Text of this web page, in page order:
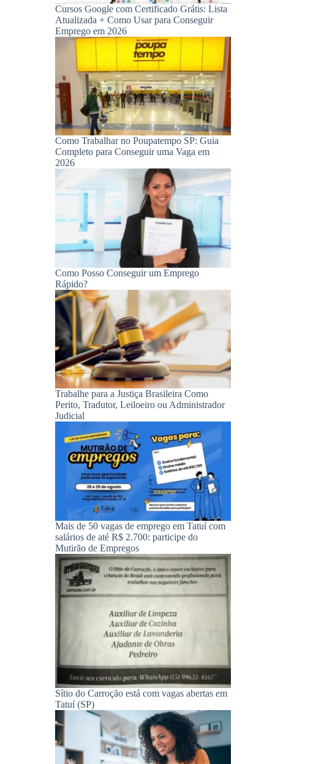
Cursos Google com Certificado Grátis: Lista
Atualizada + Como Usar para Conseguir
Emprego em 2026
Como Trabalhar no Poupatempo SP: Guia
Completo para Conseguir uma Vaga em
2026
Como Posso Conseguir um Emprego
Rápido?
Trabalhe para a Justiça Brasileira Como
Perito, Tradutor, Leiloeiro ou Administrador
Judicial
Mais de 50 vagas de emprego em Tatuí com
salários de até R$ 2.700: participe do
Mutirão de Empregos
Sítio do Carroção está com vagas abertas em
Tatuí (SP)